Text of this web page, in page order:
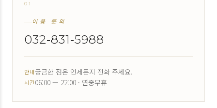
01
이용 문의
032-831-5988
안내궁금한 점은 언제든지 전화 주세요.
시간06:00 — 22:00 · 연중무휴